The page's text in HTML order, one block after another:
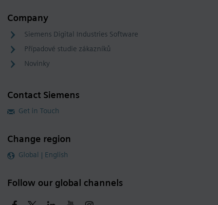
Company
Siemens Digital Industries Software
Případové studie zákazníků
Novinky
Contact Siemens
Get in Touch
Change region
Global | English
Follow our global channels